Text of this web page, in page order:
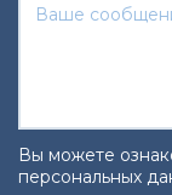
Вы можете
персональных